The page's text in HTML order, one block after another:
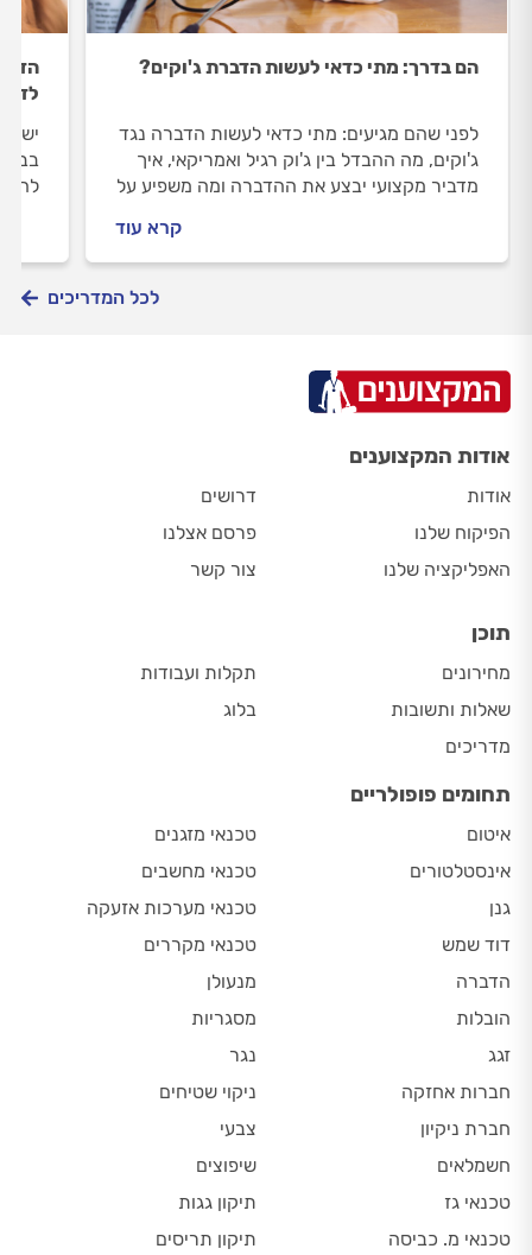
הם בדרך: מתי כדאי לעשות הדברת ג'וקים?
לפני שהם מגיעים: מתי כדאי לעשות הדברה נגד
ג'וקים, מה ההבדל בין ג'וק רגיל ואמריקאי, איך
מדביר מקצועי יבצע את ההדברה ומה משפיע על
קרא עוד
יש
לכל המדריכים
אודות המקצוענים
אודות
הפיקוח שלנו
האפליקציה שלנו
דרושים
פרסם אצלנו
צור קשר
תוכן
מחירונים
שאלות ותשובות
מדריכים
תקלות ועבודות
בלוג
תחומים פופולריים
איטום
אינסטלטורים
גנן
דוד שמש
הדברה
הובלות
זגג
חברות אחזקה
חברת ניקיון
חשמלאים
טכנאי גז
טכנאי מ. כביסה
טכנאי מזגנים
טכנאי מחשבים
טכנאי מערכות אזעקה
טכנאי מקררים
מנעולן
מסגריות
נגר
ניקוי שטיחים
צבעי
שיפוצים
תיקון גגות
תיקון תריסים